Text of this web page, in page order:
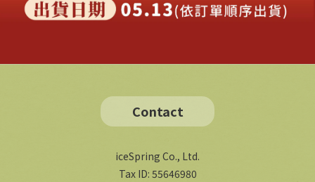
Contact
iceSpring Co., Ltd.
Tax ID: 55646980